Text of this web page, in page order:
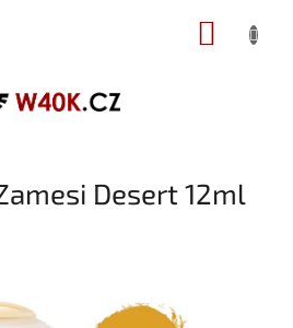
Desert 12ml